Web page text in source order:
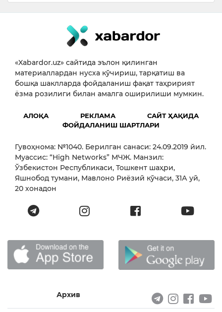
«Xabardor.uz» сайтида эълон қилинган
материаллардан нусха кўчириш, тарқатиш ва
бошқа шаклларда фойдаланиш фақат таҳририят
ёзма розилиги билан амалга оширилиши мумкин.
АЛОҚА РЕКЛАМА
САЙТ ҲАҚИДА
ФОЙДАЛАНИШ ШАРТЛАРИ
Гувоҳнома: №1040. Берилган санаси: 24.09.2019 йил.
Муассис: “High Networks” МЧЖ. Манзил:
Ўзбекистон Республикаси, Тошкент шаҳри,
Яшнобод тумани, Мавлоно Риёзий кўчаси, 31А уй,
20 хонадон
Архив